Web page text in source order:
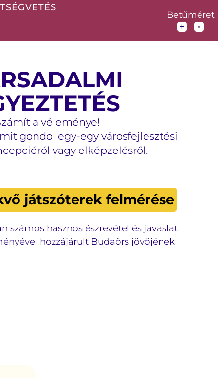
Betűméret
+ -
a véleménye!
gondol egy-egy városfejlesztési
vagy elképzelésről.
játszóterek felmérése
számos hasznos észrevétel és javaslat
hozzájárult Budaörs jövőjének